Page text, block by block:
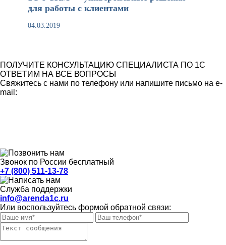
для работы с клиентами
04.03.2019
ПОЛУЧИТЕ КОНСУЛЬТАЦИЮ СПЕЦИАЛИСТА ПО 1С
ОТВЕТИМ НА ВСЕ ВОПРОСЫ
Свяжитесь с нами по телефону или напишите письмо на e-
mail:
Звонок по России бесплатный
+7 (800) 511-13-78
Служба поддержки
info@arenda1c.ru
Или воспользуйтесь формой обратной связи: